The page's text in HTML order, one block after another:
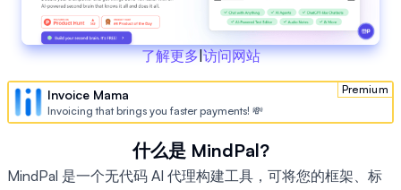
了解更多|访问网站
Premium
Invoice Mama
Invoicing that brings you faster payments! 💸
什么是 MindPal?
MindPal 是一个无代码 AI 代理构建工具，可将您的框架、标